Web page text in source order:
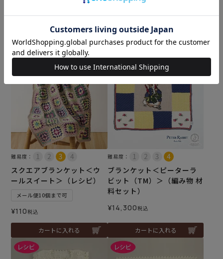
カートに入れる
¥110税込
カートに入れる
難易度：
スクエアブランケット＜ウ
ールスイート＞（レシピ）
メール便10個まで可
¥110税込
カートに入れる
難易度：
ブランケット＜ピーターラ
ビット（TM）＞（編み物 材
料セット）
¥14,300税込
カートに入れる